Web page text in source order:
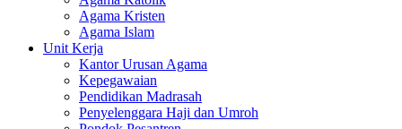
Agama Kristen
Agama Islam
Unit Kerja
Kantor Urusan Agama
Kepegawaian
Pendidikan Madrasah
Penyelenggara Haji dan Umroh